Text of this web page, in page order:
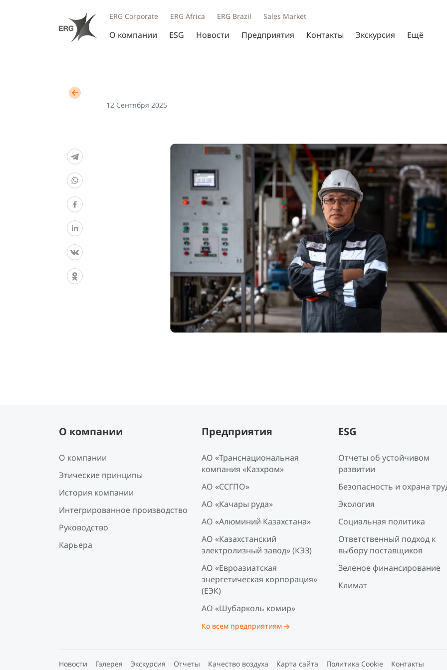
ERG Corporate ERG Africa ERG Brazil Sales Market
О компании ESG Новости Предприятия Контакты Экскурсия Ещё
12 Сентября 2025
О компании
О компании
Этические принципы
История компании
Интегрированное производство
Руководство
Карьера
Предприятия
АО «Транснациональная
компания «Казхром»
АО «ССГПО»
АО «Качары руда»
АО «Алюминий Казахстана»
АО «Казахстанский
электролизный завод» (КЭЗ)
АО «Евроазиатская
энергетическая корпорация»
(ЕЭК)
АО «Шубарколь комир»
Ко всем предприятиям
ESG
Отчеты об устойчивом
развитии
Безопасность и охрана
Экология
Социальная политика
Ответственный подход к
выбору поставщиков
Зеленое финансирование
Климат
Новости Галерея Экскурсия Отчеты Качество воздуха Карта сайта Политика Cookie Контакты